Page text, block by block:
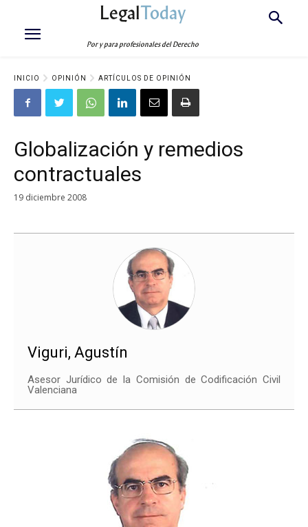
LegalToday
Por y para profesionales del Derecho
INICIO OPINIÓN ARTÍCULOS DE OPINIÓN
Globalización y remedios
contractuales
19 diciembre 2008
Viguri, Agustín
Asesor Jurídico de la Comisión de Codificación Civil
Valenciana